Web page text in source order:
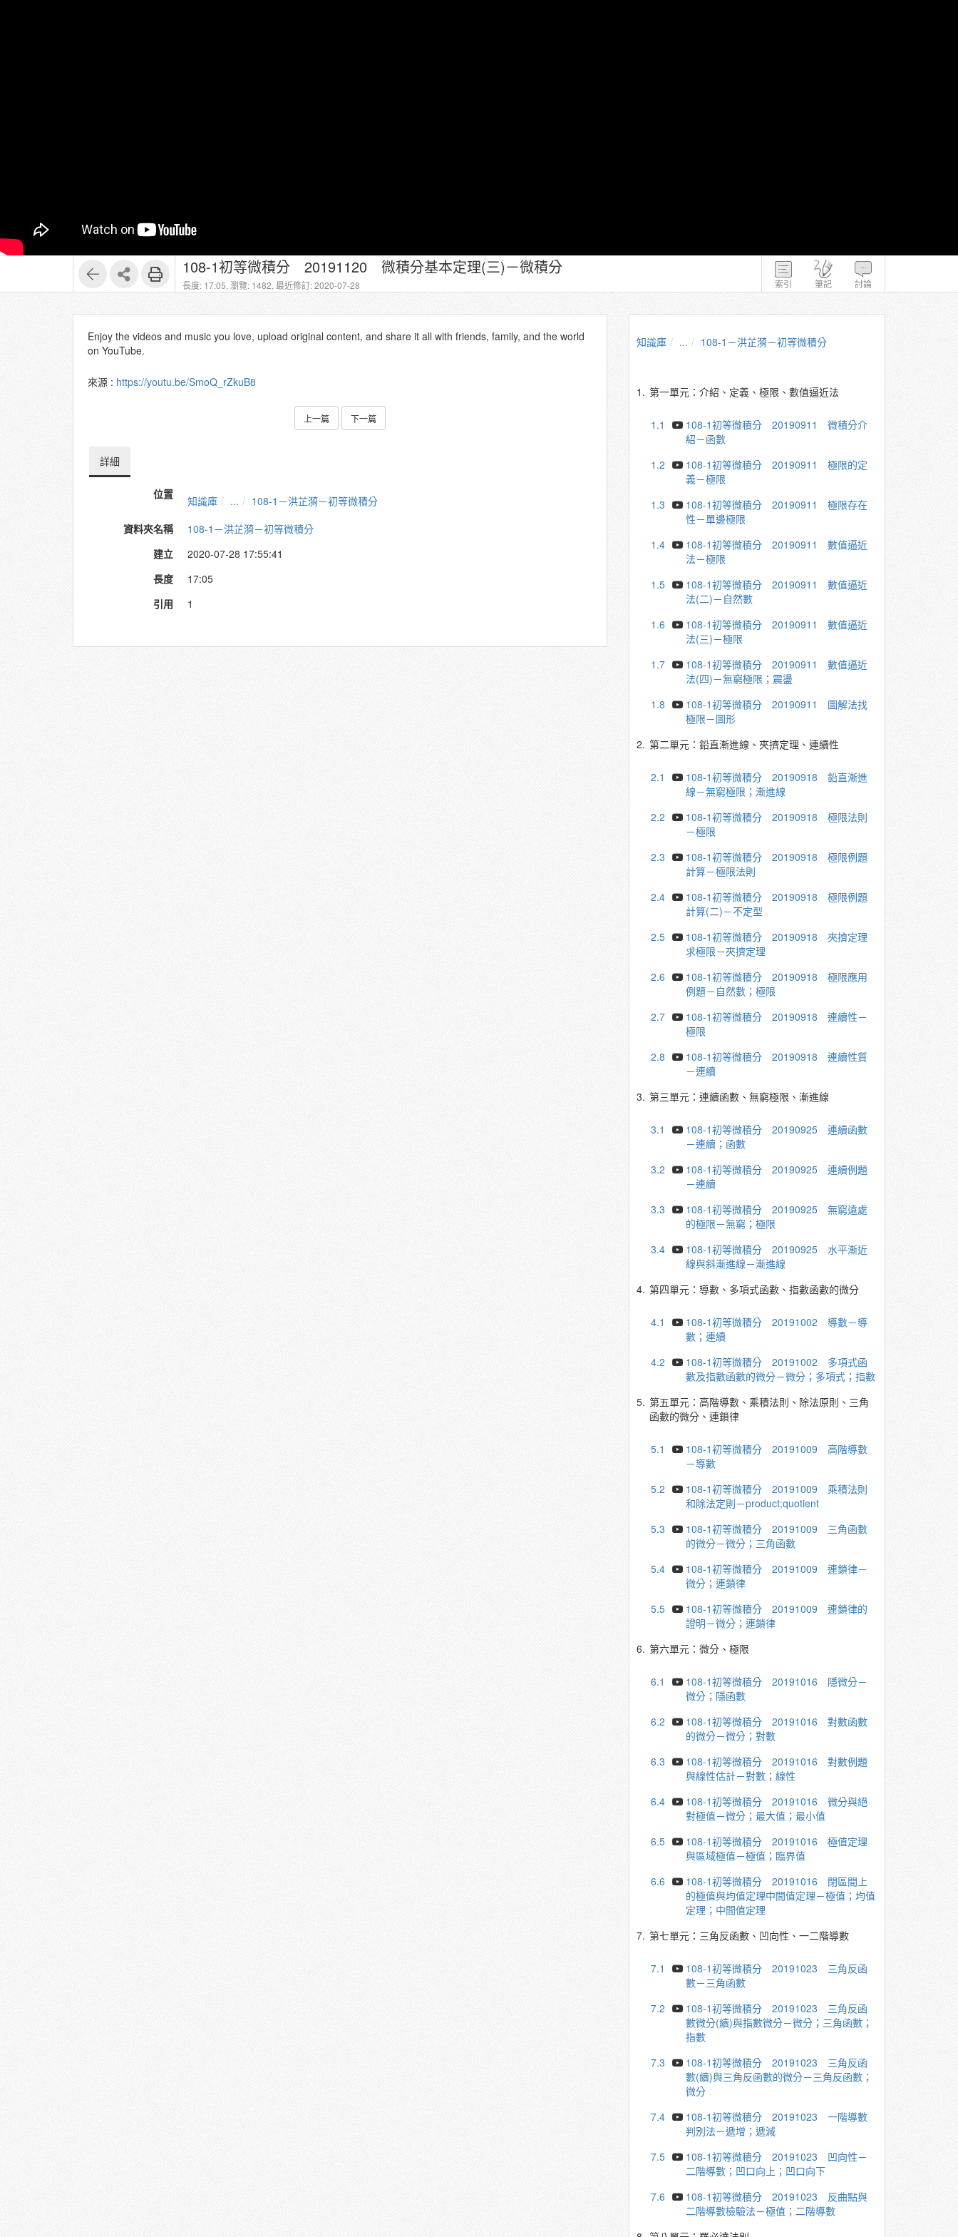
索引 筆記 討論
108-1初等微積分 20191120 微積分基本定理(三)－微積分
長度: 17:05, 瀏覽: 1482, 最近修訂: 2020-07-28
Enjoy the videos and music you love, upload original content, and share it all with friends, family, and the world
on YouTube.
來源 : https://youtu.be/SmoQ_rZkuB8
上一篇 下一篇
詳細
位置 知識庫 ...
108-1－洪芷漪－初等微積分
資料夾名稱
108-1－洪芷漪－初等微積分
建立
2020-07-28 17:55:41
長度
17:05
引用
1
知識庫 ... 108-1－洪芷漪－初等微積分
1. 第一單元：介紹、定義、極限、數值逼近法
1.1
108-1初等微積分 20190911 微積分介
紹－函數
1.2
108-1初等微積分 20190911 極限的定
義－極限
1.3
108-1初等微積分 20190911 極限存在
性－單邊極限
1.4
108-1初等微積分 20190911 數值逼近
法－極限
1.5
108-1初等微積分 20190911 數值逼近
法(二)－自然數
1.6
108-1初等微積分 20190911 數值逼近
法(三)－極限
1.7
108-1初等微積分 20190911 數值逼近
法(四)－無窮極限；震盪
1.8
108-1初等微積分 20190911 圖解法找
極限－圖形
2. 第二單元：鉛直漸進線、夾擠定理、連續性
2.1
108-1初等微積分 20190918 鉛直漸進
線－無窮極限；漸進線
2.2
108-1初等微積分 20190918 極限法則
－極限
2.3
108-1初等微積分 20190918 極限例題
計算－極限法則
2.4
108-1初等微積分 20190918 極限例題
計算(二)－不定型
2.5
108-1初等微積分 20190918 夾擠定理
求極限－夾擠定理
2.6
108-1初等微積分 20190918 極限應用
例題－自然數；極限
2.7
108-1初等微積分 20190918 連續性－
極限
2.8
108-1初等微積分 20190918 連續性質
－連續
3. 第三單元：連續函數、無窮極限、漸進線
3.1
108-1初等微積分 20190925 連續函數
－連續；函數
3.2
108-1初等微積分 20190925 連續例題
－連續
3.3
108-1初等微積分 20190925 無窮遠處
的極限－無窮；極限
3.4
108-1初等微積分 20190925 水平漸近
線與斜漸進線－漸進線
4. 第四單元：導數、多項式函數、指數函數的微分
4.1
108-1初等微積分 20191002 導數－導
數；連續
4.2
108-1初等微積分 20191002 多項式函
數及指數函數的微分－微分；多項式；指數
5. 第五單元：高階導數、乘積法則、除法原則、三角
函數的微分、連鎖律
5.1
108-1初等微積分 20191009 高階導數
－導數
5.2
108-1初等微積分 20191009 乘積法則
和除法定則－product;quotient
5.3
108-1初等微積分 20191009 三角函數
的微分－微分；三角函數
5.4
108-1初等微積分 20191009 連鎖律－
微分；連鎖律
5.5
108-1初等微積分 20191009 連鎖律的
證明－微分；連鎖律
6. 第六單元：微分、極限
6.1
108-1初等微積分 20191016 隱微分－
微分；隱函數
6.2
108-1初等微積分 20191016 對數函數
的微分－微分；對數
6.3
108-1初等微積分 20191016 對數例題
與線性估計－對數；線性
6.4
108-1初等微積分 20191016 微分與絕
對極值－微分；最大值；最小值
6.5
108-1初等微積分 20191016 極值定理
與區域極值－極值；臨界值
6.6
108-1初等微積分 20191016 閉區間上
的極值與均值定理中間值定理－極值；均值
定理；中間值定理
7. 第七單元：三角反函數、凹向性、一二階導數
7.1
108-1初等微積分 20191023 三角反函
數－三角函數
7.2
108-1初等微積分 20191023 三角反函
數微分(續)與指數微分－微分；三角函數；
指數
7.3
108-1初等微積分 20191023 三角反函
數(續)與三角反函數的微分－三角反函數；
微分
7.4
108-1初等微積分 20191023 一階導數
判別法－遞增；遞減
7.5
108-1初等微積分 20191023 凹向性－
二階導數；凹口向上；凹口向下
7.6
108-1初等微積分 20191023 反曲點與
二階導數檢驗法－極值；二階導數